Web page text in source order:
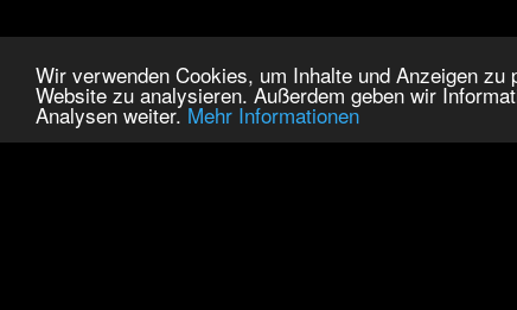
Wir verwenden Cookies, um Inhalte und Anzeigen
Website zu analysieren. Außerdem geben wir
Analysen weiter. Mehr Informationen